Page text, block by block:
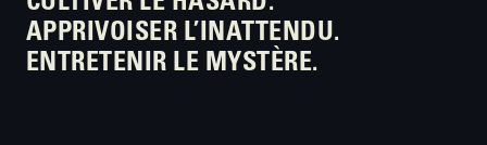
APPRIVOISER L’INATTENDU.
ENTRETENIR LE MYSTÈRE.